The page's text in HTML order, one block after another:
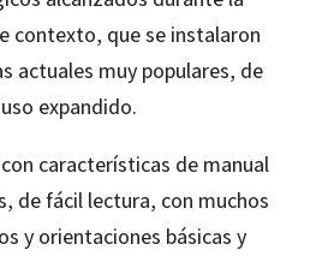
contexto, que se instalaron
actuales muy populares, de
expandido.
características de manual
de fácil lectura, con muchos
y orientaciones básicas y